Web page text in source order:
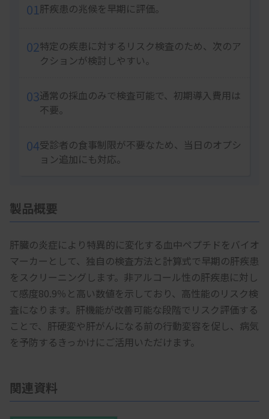
01肝疾患の兆候を早期に評価。
02特定の疾患に対するリスク検査のため、次のア
クションが検討しやすい。
03通常の採血のみで検査可能で、初期導入費用は
不要。
04受診者の食事制限が不要なため、当日のオプシ
ョン追加にも対応。
製品概要
肝臓の炎症により特異的に変化する血中ペプチドをバイオ
マーカーとして、独自の検査方法と計算式で早期の肝疾患
をスクリーニングします。非アルコール性の肝疾患に対し
て感度80.9％と高い数値を示しており、高性能のリスク検
査になります。肝機能が改善可能な段階でリスク評価する
ことで、肝硬変や肝がんになる前の行動変容を促し、病気
を予防するきっかけにご活用いただけます。
関連資料